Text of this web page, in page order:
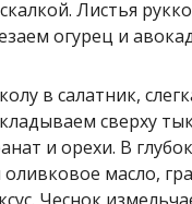
Листья
огурец и
в салатник,
сверху
и орехи. В
масло,